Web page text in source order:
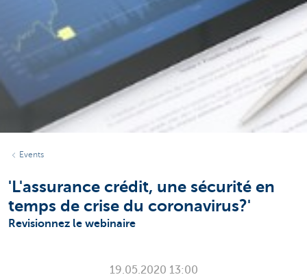
Events
'L'assurance crédit, une sécurité en
temps de crise du coronavirus?'
Revisionnez le webinaire
19.05.2020 13:00